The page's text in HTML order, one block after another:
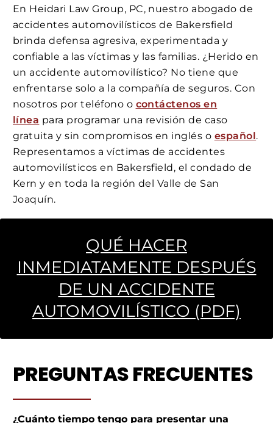
En Heidari Law Group, PC, nuestro abogado de
accidentes automovilísticos de Bakersfield
brinda defensa agresiva, experimentada y
confiable a las víctimas y las familias. ¿Herido en
un accidente automovilístico? No tiene que
enfrentarse solo a la compañía de seguros. Con
nosotros por teléfono o contáctenos en
línea para programar una revisión de caso
gratuita y sin compromisos en inglés o español.
Representamos a víctimas de accidentes
automovilísticos en Bakersfield, el condado de
Kern y en toda la región del Valle de San
Joaquín.
QUÉ HACER
INMEDIATAMENTE DESPUÉS
DE UN ACCIDENTE
AUTOMOVILÍSTICO (PDF)
PREGUNTAS FRECUENTES
¿Cuánto tiempo tengo para presentar una